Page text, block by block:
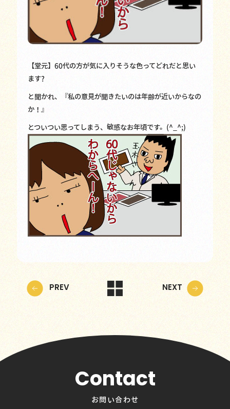
【堂元】60代の方が気に入りそうな色ってどれだと思い
ます?
と聞かれ、『私の意見が聞きたいのは年齢が近いからなの
か！』
とついつい思ってしまう、敏感なお年頃です。(^_^;)
PREV NEXT
Contact
お問い合わせ